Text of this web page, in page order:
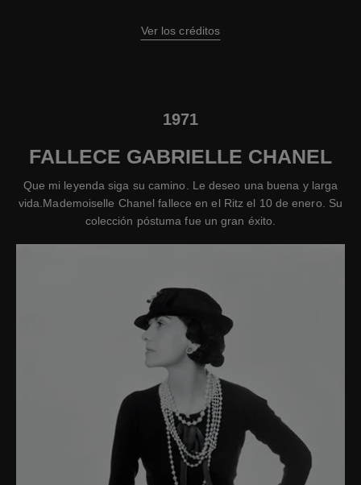
Ver los créditos
1971
FALLECE GABRIELLE CHANEL
Que mi leyenda siga su camino. Le deseo una buena y larga
vida.Mademoiselle Chanel fallece en el Ritz el 10 de enero. Su
colección póstuma fue un gran éxito.